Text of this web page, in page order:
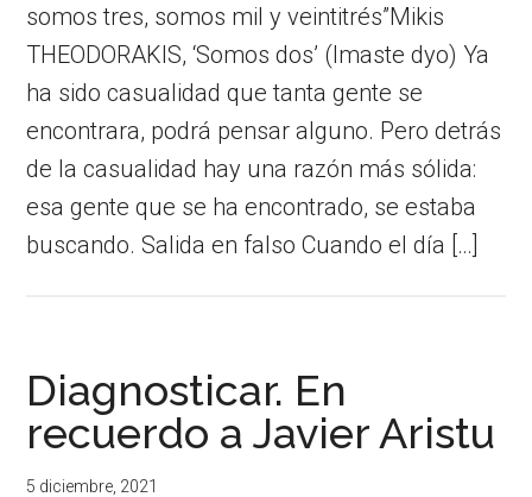
somos tres, somos mil y veintitrés”Mikis
THEODORAKIS, ‘Somos dos’ (Imaste dyo) Ya
ha sido casualidad que tanta gente se
encontrara, podrá pensar alguno. Pero detrás
de la casualidad hay una razón más sólida:
esa gente que se ha encontrado, se estaba
buscando. Salida en falso Cuando el día […]
Diagnosticar. En
recuerdo a Javier Aristu
5 diciembre, 2021